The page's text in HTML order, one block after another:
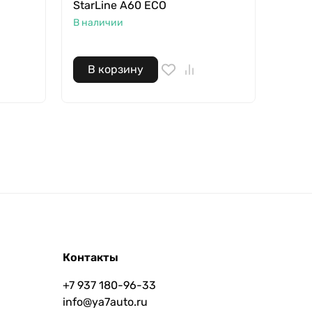
StarLine A60 ECO
В наличии
В корзину
Контакты
+7 937 180-96-33
info@ya7auto.ru